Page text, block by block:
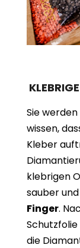
Sie
wissen,
Kleber
klebrigen
sauber und
Finger.
die